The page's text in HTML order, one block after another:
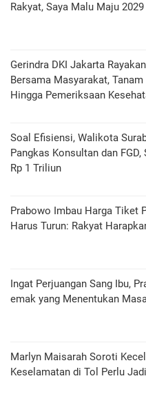
Rakyat, Saya Malu Maju 2029
Gerindra DKI Jakarta
Bersama Masyarakat,
Hingga Pemeriksaan
Soal Efisiensi, Walikota
Pangkas Konsultan dan
Rp 1 Triliun
Prabowo Imbau Harga Tiket
Harus Turun: Rakyat
Ingat Perjuangan Sang Ibu,
emak yang Menentukan
Marlyn Maisarah Soroti
Keselamatan di Tol Perlu